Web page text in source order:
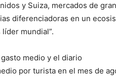
y Suiza, mercados de
diferenciadoras en un
líder mundial”.
medio y el diario
por turista en el mes de